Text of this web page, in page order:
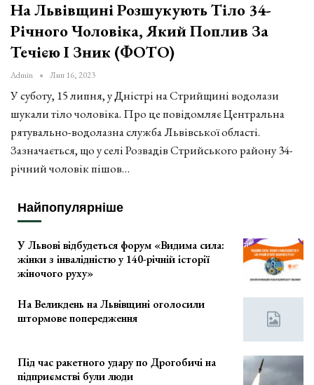
На Львівщині Розшукують Тіло 34-
Річного Чоловіка, Який Поплив За
Течією І Зник (ФОТО)
Admin Лип 16, 2023
У суботу, 15 липня, у Дністрі на Стрийщині водолази
шукали тіло чоловіка. Про це повідомляє Центральна
рятувально-водолазна служба Львівської області.
Зазначається, що у селі Розвадів Стрийського району 34-
річний чоловік пішов…
Найпопулярніше
У Львові відбудеться форум «Видима сила:
жінки з інвалідністю у 140-річній історії
жіночого руху»
На Великдень на Львівщині оголосили
штормове попередження
Під час ракетного удару по Дрогобичі на
підприємстві були люди